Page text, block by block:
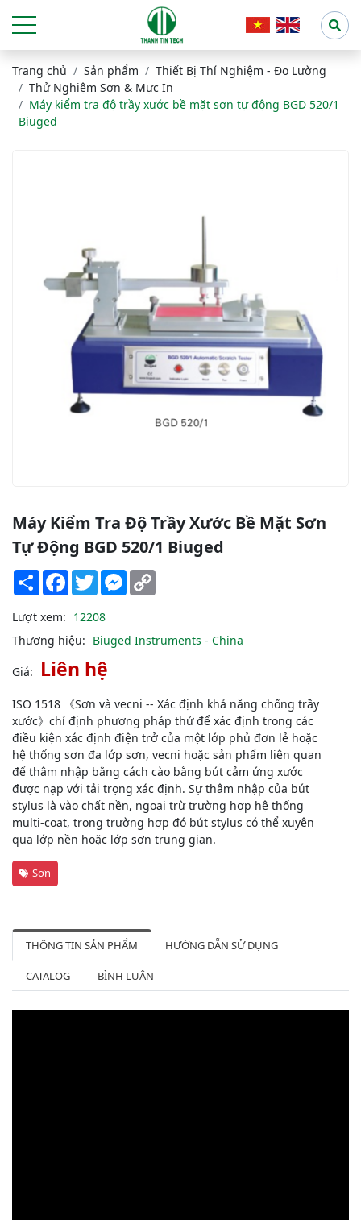
Trang chủ Sản phẩm
Thiết Bị Thí Nghiệm - Đo Lường
Thử Nghiệm Sơn & Mực In
Máy kiểm tra độ trầy xước bề mặt sơn tự động BGD 520/1
Biuged
Máy Kiểm Tra Độ Trầy Xước Bề Mặt Sơn
Tự Động BGD 520/1 Biuged
Share Facebook
TwitterMessenger
Lượt xem: 12208
Thương hiệu: Biuged Instruments - China
Giá: Liên hệ
ISO 1518 《Sơn và vecni -- Xác định khả năng chống trầy
xước》chỉ định phương pháp thử để xác định trong các
điều kiện xác định điện trở của một lớp phủ đơn lẻ hoặc
hệ thống sơn đa lớp sơn, vecni hoặc sản phẩm liên quan
để thâm nhập bằng cách cào bằng bút cảm ứng xước
được nạp với tải trọng xác định. Sự thâm nhập của bút
stylus là vào chất nền, ngoại trừ trường hợp hệ thống
multi-coat, trong trường hợp đó bút stylus có thể xuyên
qua lớp nền hoặc lớp sơn trung gian.
Sơn
THÔNG TIN SẢN PHẨM HƯỚNG DẪN SỬ DỤNG
CATALOG BÌNH LUẬN